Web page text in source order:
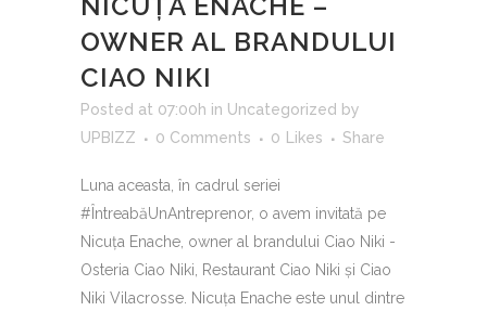
OWNER AL BRANDULUI
CIAO NIKI
Posted at 07:00h in Uncategorized by
UPBIZZ
0 Comments 0 Likes Share
Luna aceasta, în cadrul seriei
#ÎntreabăUnAntreprenor, o avem invitată pe
Nicuța Enache, owner al brandului Ciao Niki -
Osteria Ciao Niki, Restaurant Ciao Niki și Ciao
Niki Vilacrosse. Nicuța Enache este unul dintre